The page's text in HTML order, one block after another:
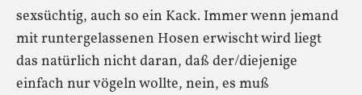
sexsüchtig, auch so ein Kack. Immer wenn jemand
mit runtergelassenen Hosen erwischt wird liegt
das natürlich nicht daran, daß der/diejenige
einfach nur vögeln wollte, nein, es muß